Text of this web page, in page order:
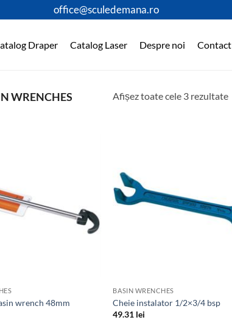
office@sculedemana.ro
Draper Catalog Laser Despre noi Contact
WRENCHES Afișez toate cele 3 rezultate
wrench 48mm
BASIN WRENCHES
Cheie instalator 1/2×3/4 bsp
49.31 lei